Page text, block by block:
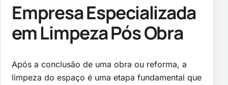
Empresa Especializada
em Limpeza Pós Obra
Após a conclusão de uma obra ou reforma, a
limpeza do espaço é uma etapa fundamental que